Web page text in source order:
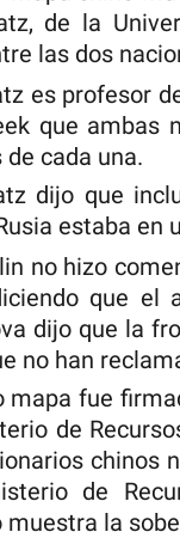
de la
las dos
es profesor
que ambas
cada una.
dijo que
estaba en
no hizo
que el
dijo que la
no han
mapa fue
de
chinos
de
muestra la